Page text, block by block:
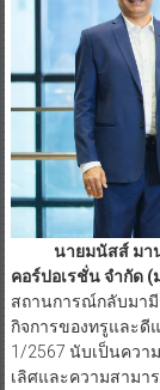
นายมนัสส์ มานะ
คอร์ปอเรชั่น จำกัด
สถานการณ์กลับมามี
กิจการของทรูและดี
1/2567 นับเป็นควา
เลิศและความสามา